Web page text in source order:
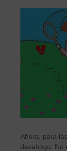
Ahora, para
desahogo: No